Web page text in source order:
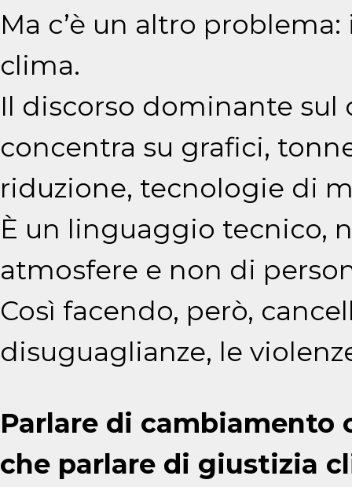
Ma c’è un altro
clima.
Il discorso dominante
concentra su grafici,
riduzione, tecnologie di
È un linguaggio tecnico,
atmosfere e non di
Così facendo, però,
disuguaglianze, le
Parlare di cambiamento
che parlare di giustizia